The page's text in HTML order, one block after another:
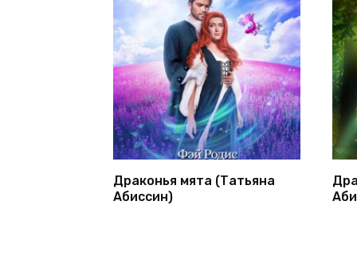
Драконья мята (Татьяна
Абиссин)